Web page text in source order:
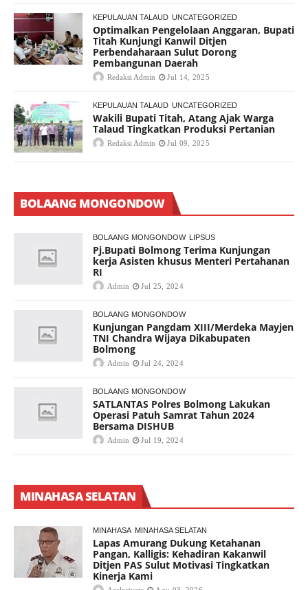
KEPULAUAN TALAUD UNCATEGORIZED
Optimalkan Pengelolaan Anggaran, Bupati
Titah Kunjungi Kanwil Ditjen
Perbendaharaan Sulut Dorong
Pembangunan Daerah
Redaksi Admin Jul 14, 2025
KEPULAUAN TALAUD UNCATEGORIZED
Wakili Bupati Titah, Atang Ajak Warga
Talaud Tingkatkan Produksi Pertanian
Redaksi Admin Jul 09, 2025
BOLAANG MONGONDOW
BOLAANG MONGONDOW LIPSUS
Pj.Bupati Bolmong Terima Kunjungan
kerja Asisten khusus Menteri Pertahanan
RI
Admin Jul 25, 2024
BOLAANG MONGONDOW
Kunjungan Pangdam XIII/Merdeka Mayjen
TNI Chandra Wijaya Dikabupaten
Bolmong
Admin Jul 24, 2024
BOLAANG MONGONDOW
SATLANTAS Polres Bolmong Lakukan
Operasi Patuh Samrat Tahun 2024
Bersama DISHUB
Admin Jul 19, 2024
MINAHASA SELATAN
MINAHASA MINAHASA SELATAN
Lapas Amurang Dukung Ketahanan
Pangan, Kalligis: Kehadiran Kakanwil
Ditjen PAS Sulut Motivasi Tingkatkan
Kinerja Kami